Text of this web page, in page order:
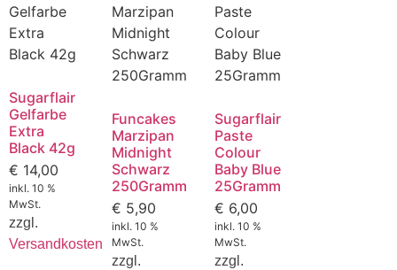
Sugarflair
Gelfarbe
Extra
Black 42g
€ 14,00
inkl. 10 %
MwSt.
zzgl.
Versandkosten
Funcakes
Marzipan
Midnight
Schwarz
250Gramm
€ 5,90
inkl. 10 %
MwSt.
zzgl.
Sugarflair
Paste
Colour
Baby Blue
25Gramm
€ 6,00
inkl. 10 %
MwSt.
zzgl.